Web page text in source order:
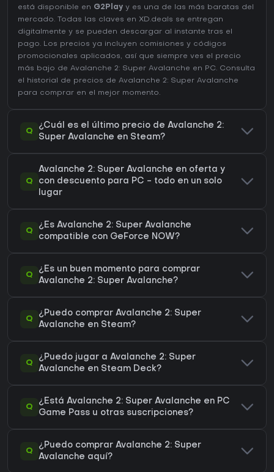
está disponible en G2Play y es una de las más baratas del
mercado. Todas las claves en XD.deals se entregan
digitalmente y se pueden descargar al instante tras el
pago. Los precios ya incluyen comisiones y códigos
promocionales aplicados, así que siempre ves el precio
más bajo de Avalanche 2: Super Avalanche en PC. Consulta
el
historial de precios de Avalanche 2: Super Avalanche
para comprar en el mejor momento.
Q
¿Cuál es el último precio de Avalanche 2:
Super Avalanche en Steam?
Q
Avalanche 2: Super Avalanche en oferta y
con descuento para PC - todo en un solo
lugar
Q
¿Es Avalanche 2: Super Avalanche
compatible con GeForce NOW?
Q
¿Es un buen momento para comprar
Avalanche 2: Super Avalanche?
Q
¿Puedo comprar Avalanche 2: Super
Avalanche en Steam?
Q
¿Puedo jugar a Avalanche 2: Super
Avalanche en Steam Deck?
Q
¿Está Avalanche 2: Super Avalanche en PC
Game Pass u otras suscripciones?
Q
¿Puedo comprar Avalanche 2: Super
Avalanche aquí?